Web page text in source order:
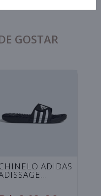
GOSTAR
INFANTIL -
PRETO/BRANCO
R$ 129,90